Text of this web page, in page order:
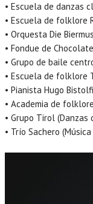
• Escuela de danzas
• Escuela de folklore
• Orquesta Die
• Fondue de
• Grupo de baile
• Escuela de folklore
• Pianista Hugo
• Academia de
• Grupo Tirol (Danzas
• Trío Sachero